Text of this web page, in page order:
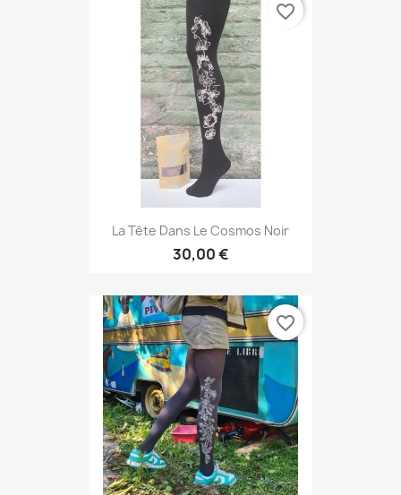
La Tête Dans Le Cosmos Noir
30,00 €
favorite_border
favorite_border